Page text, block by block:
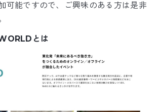
可能ですので、ご興味のある方は是非
とは